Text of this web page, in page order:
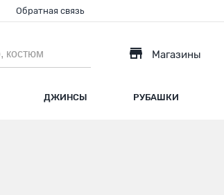
ДЖИНСЫ РУБАШКИ
Магазины
Обратная связь